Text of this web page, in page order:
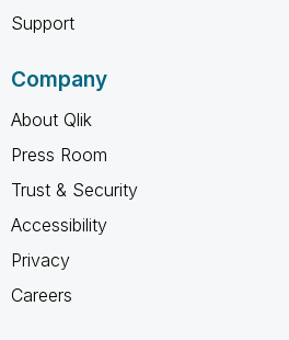
Support
Company
About Qlik
Press Room
Trust & Security
Accessibility
Privacy
Careers